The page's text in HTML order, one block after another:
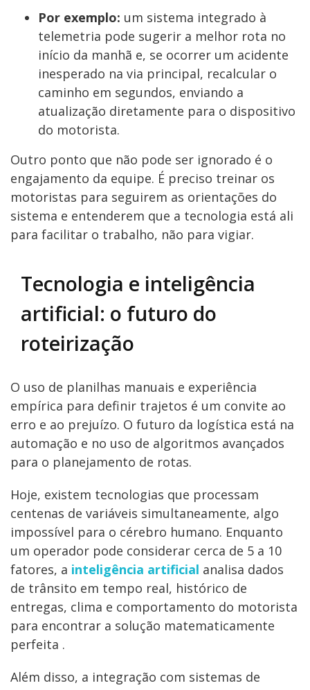
Por exemplo: um sistema integrado à
telemetria pode sugerir a melhor rota no
início da manhã e, se ocorrer um acidente
inesperado na via principal, recalcular o
caminho em segundos, enviando a
atualização diretamente para o dispositivo
do motorista.
Outro ponto que não pode ser ignorado é o
engajamento da equipe. É preciso treinar os
motoristas para seguirem as orientações do
sistema e entenderem que a tecnologia está ali
para facilitar o trabalho, não para vigiar.
Tecnologia e inteligência
artificial: o futuro do
roteirização
O uso de planilhas manuais e experiência
empírica para definir trajetos é um convite ao
erro e ao prejuízo. O futuro da logística está na
automação e no uso de algoritmos avançados
para o planejamento de rotas.
Hoje, existem tecnologias que processam
centenas de variáveis simultaneamente, algo
impossível para o cérebro humano. Enquanto
um operador pode considerar cerca de 5 a 10
fatores, a inteligência artificial analisa dados
de trânsito em tempo real, histórico de
entregas, clima e comportamento do motorista
para encontrar a solução matematicamente
perfeita .
Além disso, a integração com sistemas de